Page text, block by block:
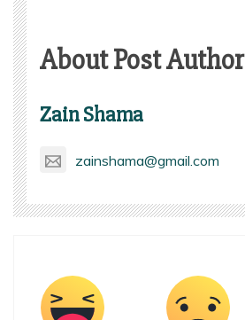
About Post Author
Zain Shama
zainshama@gmail.com